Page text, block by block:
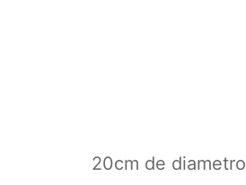
20cm de diametro